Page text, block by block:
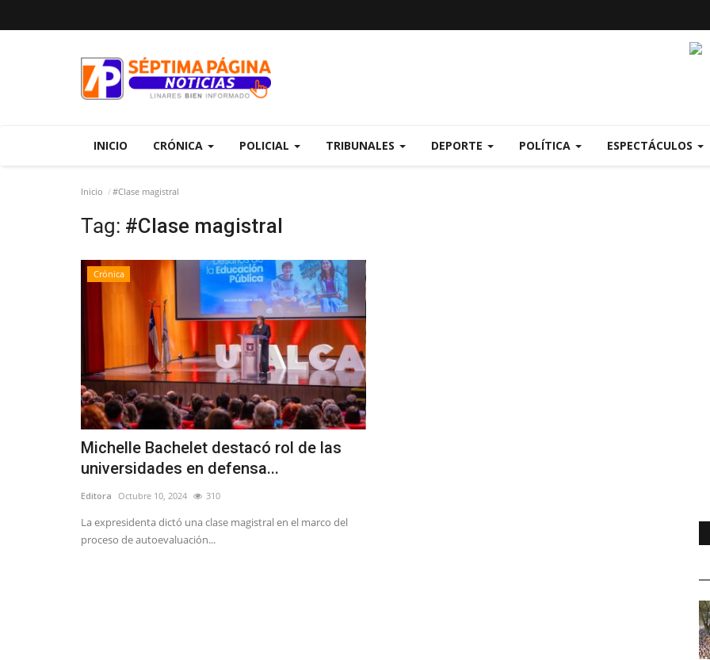
INICIO CRÓNICA POLICIAL TRIBUNALES DEPORTE POLÍTICA ESPECTÁCULOS
Inicio #Clase magistral
Tag: #Clase magistral
Crónica
Michelle Bachelet destacó rol de las
universidades en defensa...
Editora Octubre 10, 2024 310
La expresidenta dictó una clase magistral en el marco del
proceso de autoevaluación...